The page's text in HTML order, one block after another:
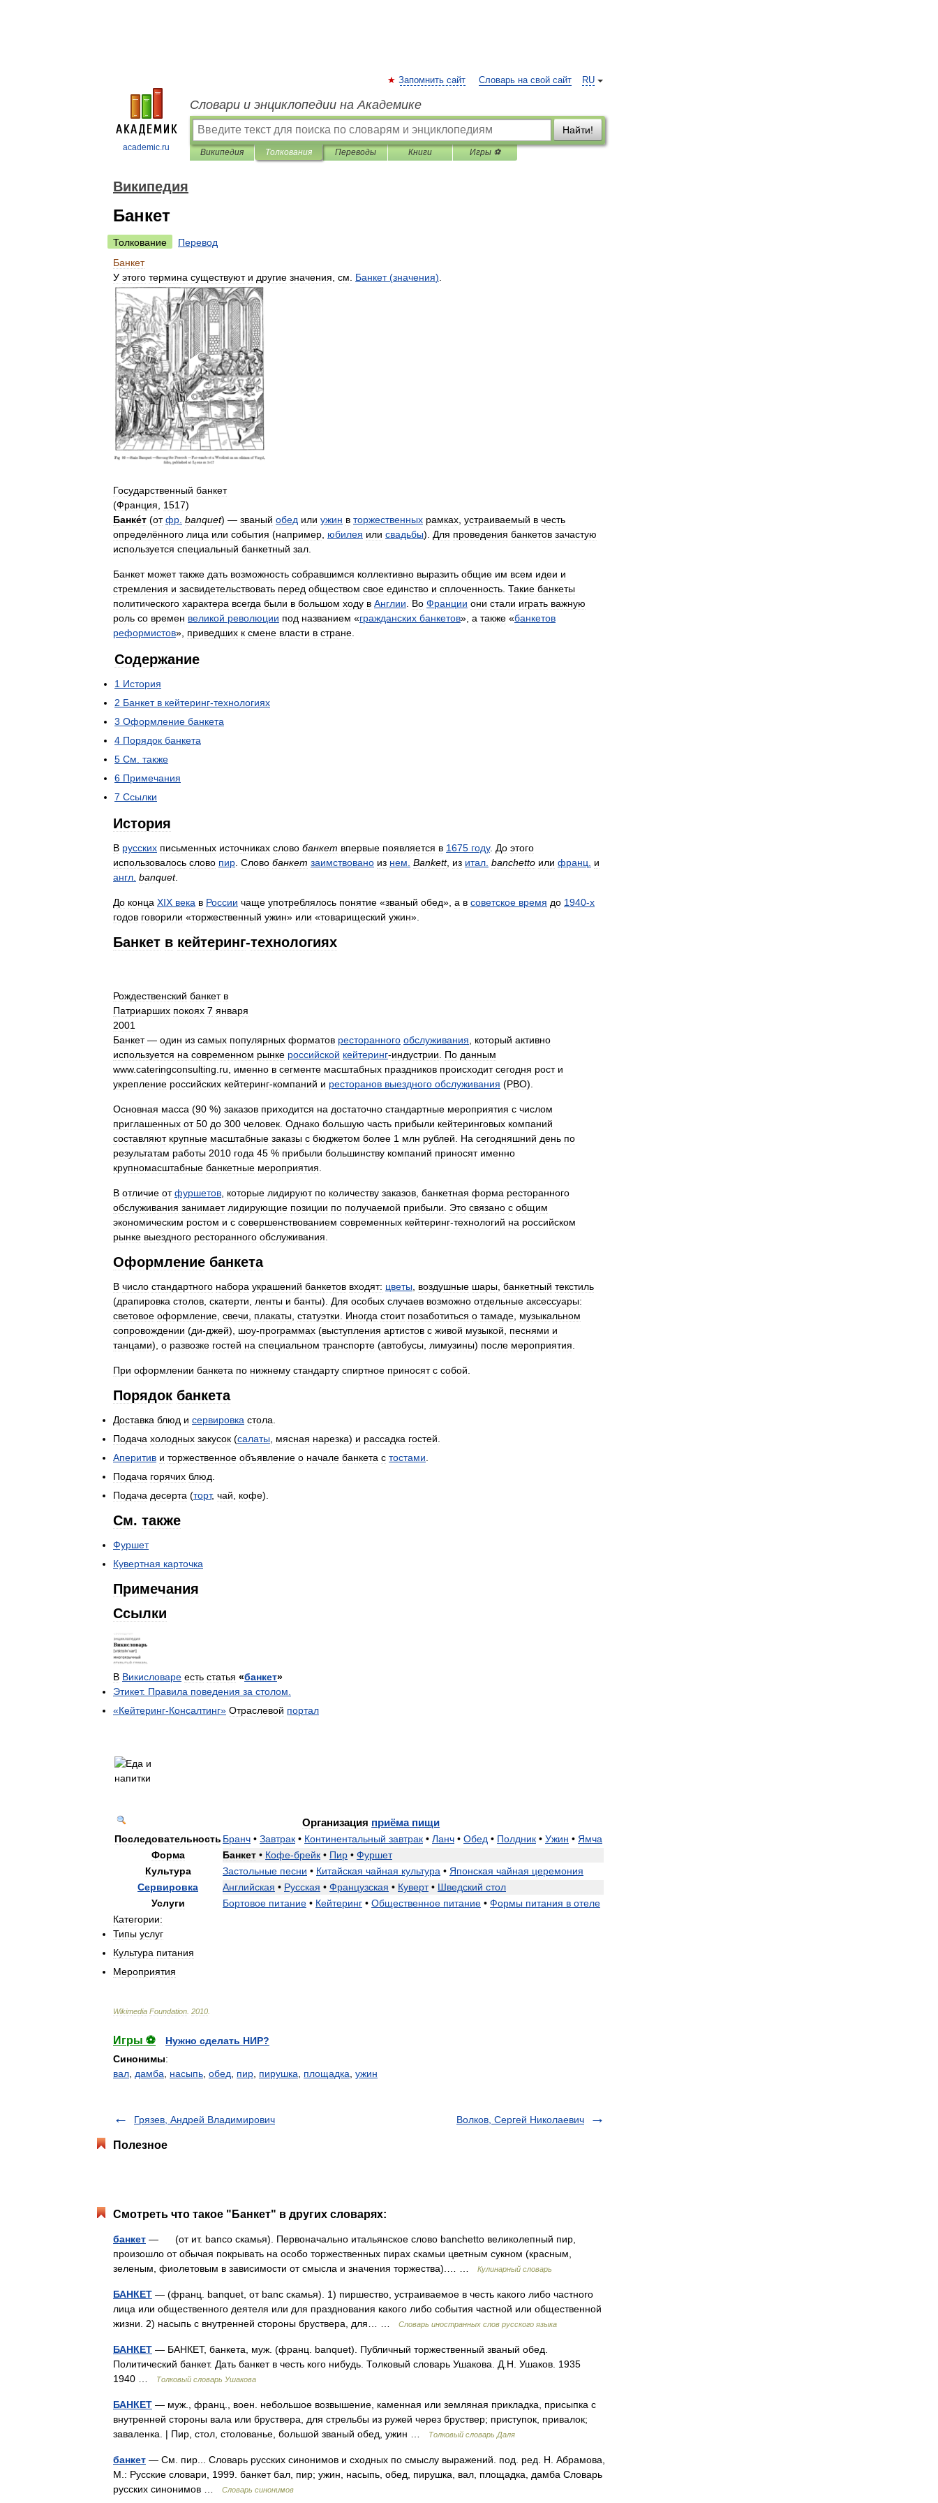
academic.ru
RU
Запомнить сайт Словарь на свой сайт
Словари и энциклопедии на Академике
Найти!
Википедия Толкования Переводы Книги Игры ⚽
Википедия
Банкет
Толкование
Перевод
Банкет
У этого термина существуют и другие значения см Банкет(значения)
Государственный банкет
(Франция 1517)
Банке́т (от фр banquet) — званый обед или ужин в торжественных рамках устраиваемый в честь
определённого лица или события (например юбилея или свадьбы). Для проведения банкетов зачастую
используется специальный банкетный зал
Банкет может также дать возможность собравшимся коллективно выразить общие им всем идеи и
стремления и засвидетельствовать перед обществом свое единство и сплоченность Такие банкеты
политического характера всегда были в большом ходу в Англии Во Франции они стали играть важную
роль со времен великой революции под названием «гражданских банкетов», а также «банкетов
реформистов», приведших к смене власти в стране
Содержание
1 История
2 Банкет в кейтеринг-технологиях
3 Оформление банкета
4 Порядок банкета
5 См также
6 Примечания
7 Ссылки
История
В русских письменных источниках слово банкет впервые появляется в 1675 году. До этого
использовалось слово пир Слово банкет заимствовано из нем Bankett, из итал banchetto или франц
и
англ banquet.
До конца XIX века в России чаще употреблялось понятие «званый обед», а в советское время до 1940-х
годов говорили «торжественный ужин» или «товарищеский ужин».
Банкет в кейтеринг-технологиях
Рождественский банкет в
Патриарших покоях 7 января
2001
Банкет— один из самых популярных форматов ресторанного обслуживания который активно
используется на современном рынке российской кейтеринг-индустрии По данным
www.cateringconsulting ru именно в сегменте масштабных праздников происходит сегодня рост и
укрепление российских кейтеринг-компаний и ресторанов выездного обслуживания (РВО).
Основная масса (90 %) заказов приходится на достаточно стандартные мероприятия с числом
приглашенных от 50 до 300 человек Однако большую часть прибыли кейтеринговых компаний
составляют крупные масштабные заказы с бюджетом более 1 млн рублей На сегодняшний день по
результатам работы 2010 года 45 % прибыли большинству компаний приносят именно
крупномасштабные банкетные мероприятия
В отличие от фуршетов которые лидируют по количеству заказов банкетная форма ресторанного
обслуживания занимает лидирующие позиции по получаемой прибыли Это связано с общим
экономическим ростом и с совершенствованием современных кейтеринг-технологий на российском
рынке выездного ресторанного обслуживания
Оформление банкета
В число стандартного набора украшений банкетов входят: цветы воздушные шары банкетный текстиль
(драпировка столов скатерти ленты и банты). Для особых случаев возможно отдельные аксессуары:
световое оформление свечи плакаты статуэтки Иногда стоит позаботиться о тамаде музыкальном
сопровождении (ди-джей), шоу-программах (выступления артистов с живой музыкой песнями и
танцами), о развозке гостей на специальном транспорте (автобусы лимузины) после мероприятия
При оформлении банкета по нижнему стандарту спиртное приносят с собой
Порядок банкета
Доставка блюд и сервировка стола
Подача холодных закусок (салаты мясная нарезка) и рассадка гостей
Аперитив и торжественное объявление о начале банкета с тостами
Подача горячих блюд
Подача десерта (торт, чай кофе).
См. также
Фуршет
Кувертная карточка
Примечания
Ссылки
В Викисловаре есть статья «банкет»
Этикет. Правила поведения за столом
«Кейтеринг-Консалтинг» Отраслевой портал
Организация приёма пищи
Последовательность Бранч • Завтрак • Континентальный завтрак • Ланч • Обед • Полдник • Ужин • Ямча
Форма
Банкет • Кофе-брейк • Пир • Фуршет
Культура
Застольные песни • Китайская чайная культура • Японская чайная церемония
Сервировка
Английская • Русская • Французская • Куверт• Шведский стол
Услуги
Бортовое питание • Кейтеринг • Общественное питание • Формы питания в отеле
Категории:
Типы услуг
Культура питания
Мероприятия
Wikimedia Foundation 2010
Игры ⚽
Нужно сделать НИР?
Синонимы:
вал дамба насыпь обед пир пирушка площадка ужин
Грязев, Андрей Владимирович Волков, Сергей Николаевич
Полезное
Смотреть что такое "Банкет" в других словарях:
банкет — (от ит. banco скамья). Первоначально итальянское слово banchetto великолепный пир,
произошло от обычая покрывать на особо торжественных пирах скамьи цветным сукном (красным,
зеленым, фиолетовым в зависимости от смысла и значения торжества).… …
Кулинарный словарь
БАНКЕТ — (франц. banquet, от banc скамья). 1) пиршество, устраиваемое в честь какого либо частного
лица или общественного деятеля или для празднования какого либо события частной или общественной
жизни. 2) насыпь с внутренней стороны бруствера, для… …
Словарь иностранных слов русского языка
БАНКЕТ — БАНКЕТ, банкета, муж. (франц. banquet). Публичный торжественный званый обед.
Политический банкет. Дать банкет в честь кого нибудь. Толковый словарь Ушакова. Д.Н. Ушаков. 1935
1940 …
Толковый словарь Ушакова
БАНКЕТ — муж., франц., воен. небольшое возвышение, каменная или земляная прикладка, присыпка с
внутренней стороны вала или бруствера, для стрельбы из ружей через бруствер; приступок, привалок;
заваленка. | Пир, стол, столованье, большой званый обед, ужин …
Толковый словарь Даля
банкет — См. пир... Словарь русских синонимов и сходных по смыслу выражений. под. ред. Н. Абрамова,
М.: Русские словари, 1999. банкет бал, пир; ужин, насыпь, обед, пирушка, вал, площадка, дамба Словарь
русских синонимов …
Словарь синонимов